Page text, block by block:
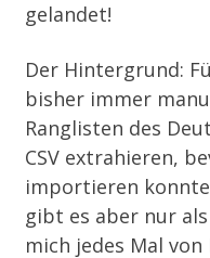
gelandet!
Der Hintergrund:
bisher immer
Ranglisten des
CSV extrahieren,
importieren
gibt es aber nur
mich jedes Mal